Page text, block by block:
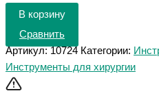
В корзину
Сравнить
Артикул:10724 Категории:
Инструменты для хирургии